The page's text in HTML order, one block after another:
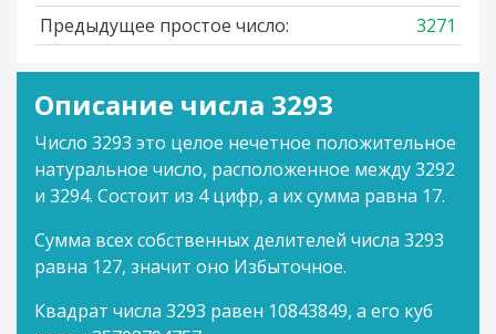
Предыдущее простое число:
3271
Описание числа 3293
Число 3293 это целое нечетное положительное
натуральное число, расположенное между 3292
и 3294. Состоит из 4 цифр, а их сумма равна 17.
Сумма всех собственных делителей числа 3293
равна 127, значит оно Избыточное.
Квадрат числа 3293 равен 10843849, а его куб